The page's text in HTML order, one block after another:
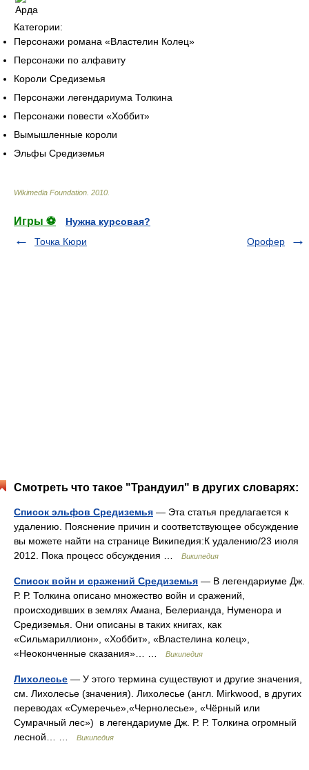
Категории:
Персонажи романа «Властелин Колец»
Персонажи по алфавиту
Короли Средиземья
Персонажи легендариума Толкина
Персонажи повести «Хоббит»
Вымышленные короли
Эльфы Средиземья
Wikimedia Foundation 2010
Игры ⚽
Нужна курсовая?
Точка Кюри
Орофер
Смотреть что такое "Трандуил" в других словарях:
Список эльфов Средиземья — Эта статья предлагается к
удалению. Пояснение причин и соответствующее обсуждение
вы можете найти на странице Википедия:К удалению/23 июля
2012. Пока процесс обсуждения …
Википедия
Список войн и сражений Средиземья — В легендариуме Дж.
Р. Р. Толкина описано множество войн и сражений,
происходивших в землях Амана, Белерианда, Нуменора и
Средиземья. Они описаны в таких книгах, как
«Сильмариллион», «Хоббит», «Властелина колец»,
«Неоконченные сказания»… …
Википедия
Лихолесье — У этого термина существуют и другие значения,
см. Лихолесье (значения). Лихолесье (англ. Mirkwood, в других
переводах «Сумеречье»,«Чернолесье», «Чёрный или
Сумрачный лес») в легендариуме Дж. Р. Р. Толкина огромный
лесной… …
Википедия